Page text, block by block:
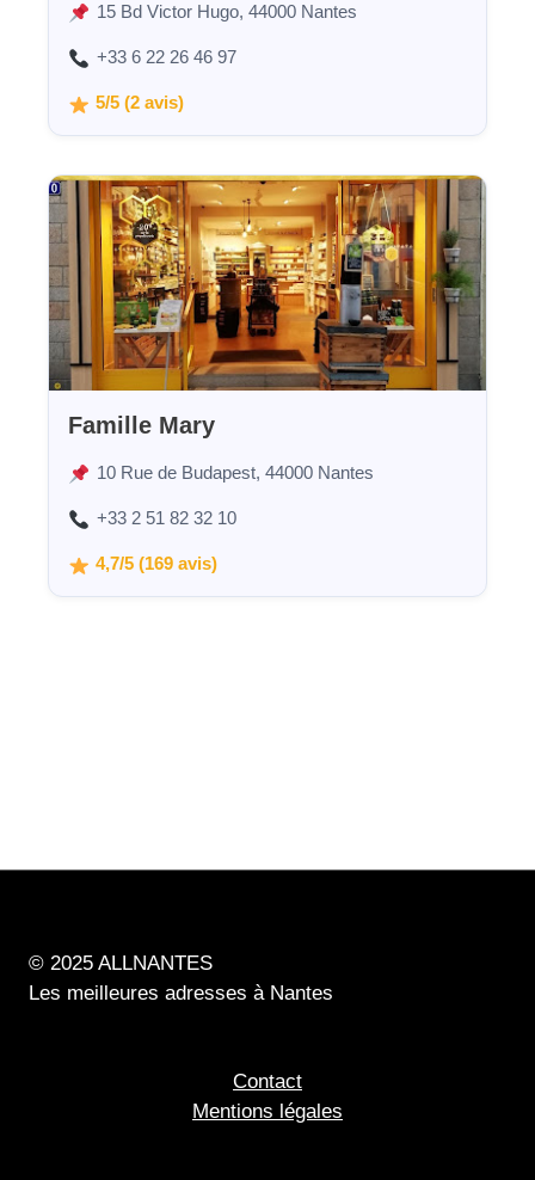
15 Bd Victor Hugo, 44000 Nantes
+33 6 22 26 46 97
5/5 (2 avis)
Famille Mary
10 Rue de Budapest, 44000 Nantes
+33 2 51 82 32 10
4,7/5 (169 avis)
© 2025 ALLNANTES
Les meilleures adresses à Nantes
Contact
Mentions légales